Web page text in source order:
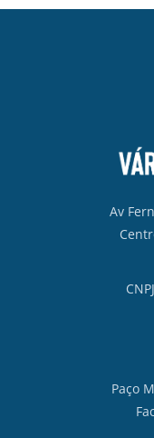
Av
Paço